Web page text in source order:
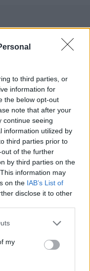
to third parties, or
information for
the below opt-out
note that after your
continue seeing
information utilized by
third parties prior to
of the further
by third parties on the
information may
on the IAB’s List of
disclose it to other
my
Chups.
przy
pikników,
razem. To